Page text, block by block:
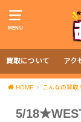
MENU
買取について アク
HOME こんなの買取
5/